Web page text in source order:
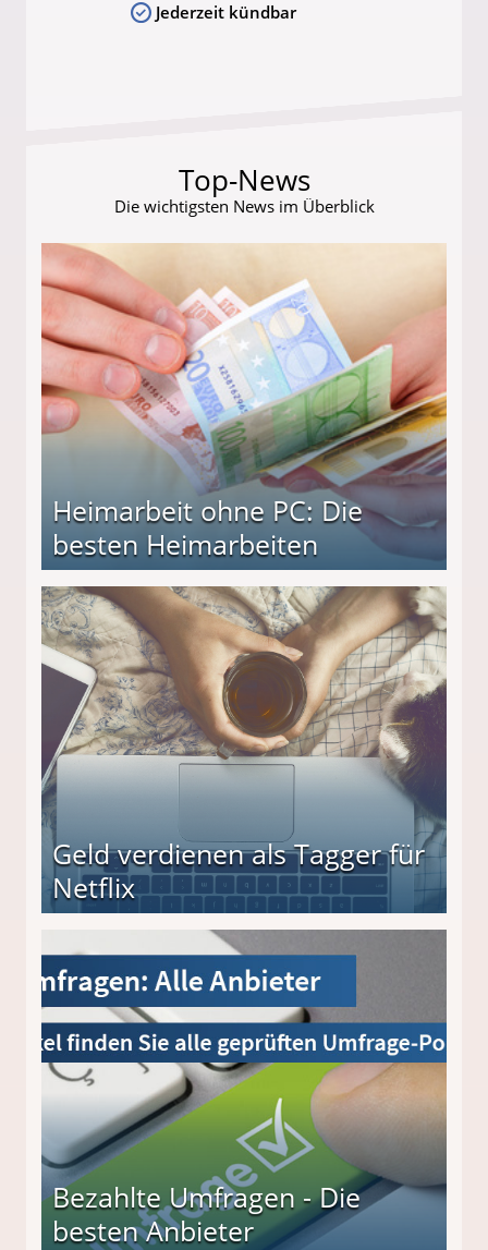
Jederzeit kündbar
Top-News
Die wichtigsten News im Überblick
Heimarbeit ohne PC: Die
besten Heimarbeiten
Geld verdienen als Tagger für
Netflix
Bezahlte Umfragen - Die
besten Anbieter